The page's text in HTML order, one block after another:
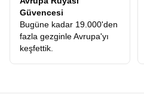
Ödediğiniz ücretin karşılığını,
ve en önemlisi ömür boyu
alacağınızı garanti ediyoruz.
Uygun Fiyatlı Orta Asya Turu
Kaliteden ödün vermeden
herkesin hakkıdır. Piyasadaki pek
Güvencesi
Bugüne kadar 19.000'den
fazla gezginle Avrupa'yı
keşfettik.